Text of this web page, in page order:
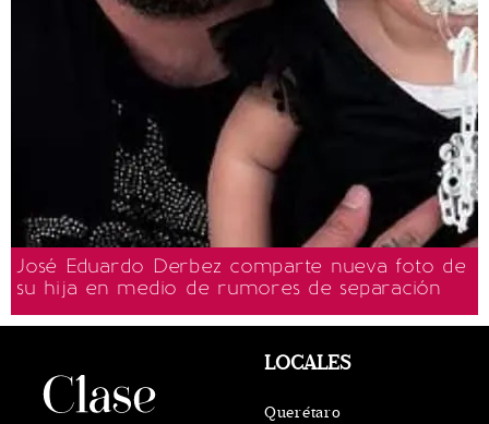
José Eduardo Derbez comparte nueva foto de
su hija en medio de rumores de separación
LOCALES
Querétaro